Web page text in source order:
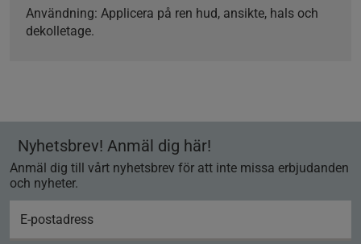
Användning: Applicera på ren hud, ansikte, hals och
dekolletage.
Nyhetsbrev! Anmäl dig här!
Anmäl dig till vårt nyhetsbrev för att inte missa erbjudanden
och nyheter.